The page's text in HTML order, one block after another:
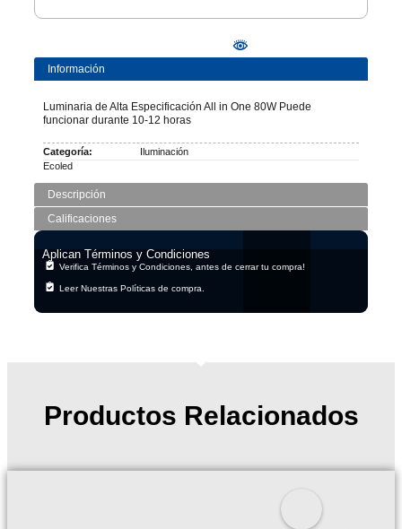
Información
Descripción
Calificaciones
Luminaria de Alta Especificación All in One 80W Puede
funcionar durante 10-12 horas
Categoría:
Iluminación
Ecoled
Aplican Términos y Condiciones
Verifica Términos y Condiciones, antes de cerrar tu compra!
Leer Nuestras Políticas de compra.
Productos Relacionados